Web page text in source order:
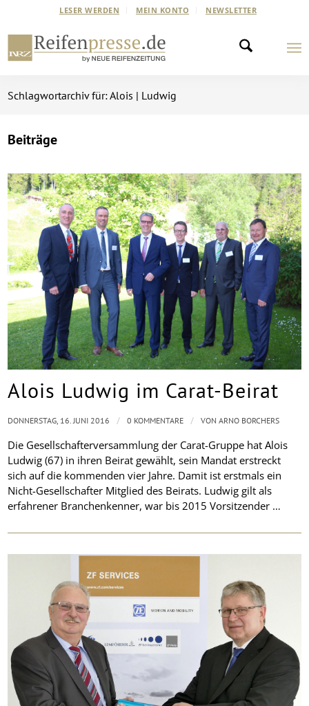
LESER WERDEN MEIN KONTO NEWSLETTER
Schlagwortarchiv für: Alois | Ludwig
Beiträge
Alois Ludwig im Carat-Beirat
Die Gesellschafterversammlung der Carat-Gruppe hat Alois
Ludwig (67) in ihren Beirat gewählt, sein Mandat erstreckt
sich auf die kommenden vier Jahre. Damit ist erstmals ein
Nicht-Gesellschafter Mitglied des Beirats. Ludwig gilt als
erfahrener Branchenkenner, war bis 2015 Vorsitzender …
DONNERSTAG, 16. JUNI 2016 / 0 KOMMENTARE / VONARNO BORCHERS